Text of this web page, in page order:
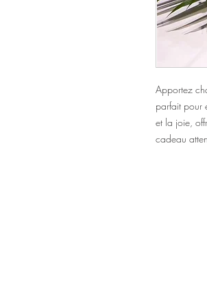
Apportez
parfait pour
et la joie,
cadeau